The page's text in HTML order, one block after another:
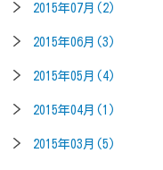
2015年07月(2)
2015年06月(3)
2015年05月(4)
2015年04月(1)
2015年03月(5)